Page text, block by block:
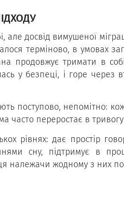
досвід вимушеної
терміново, в умовах
продовжує тримати в
у безпеці, і горе через
поступово, непомітно:
часто переростає в
рівнях: дає простір
сну, підтримує в
належачи жодному з них